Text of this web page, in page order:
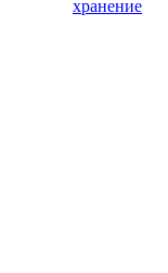
хранение